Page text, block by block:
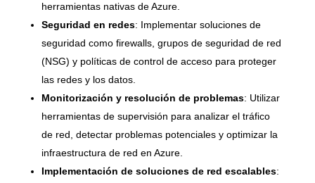
herramientas nativas de Azure.
Seguridad en redes: Implementar soluciones de
seguridad como firewalls, grupos de seguridad de red
(NSG) y políticas de control de acceso para proteger
las redes y los datos.
Monitorización y resolución de problemas: Utilizar
herramientas de supervisión para analizar el tráfico
de red, detectar problemas potenciales y optimizar la
infraestructura de red en Azure.
Implementación de soluciones de red escalables: